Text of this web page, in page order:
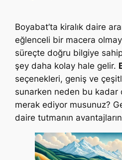
Boyabat’ta kiralık daire
eğlenceli bir macera
süreçte doğru bilgiye
şey daha kolay hale gelir.
seçenekleri, geniş ve
sunarken neden bu kadar
merak ediyor musunuz?
daire tutmanın